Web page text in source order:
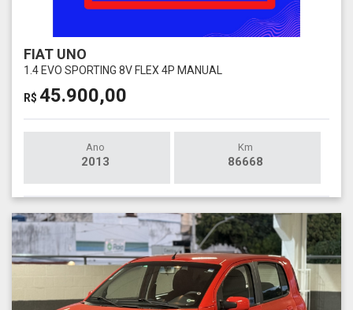
FIAT UNO
1.4 EVO SPORTING 8V FLEX 4P MANUAL
R$ 45.900,00
Ano
2013
Km
86668